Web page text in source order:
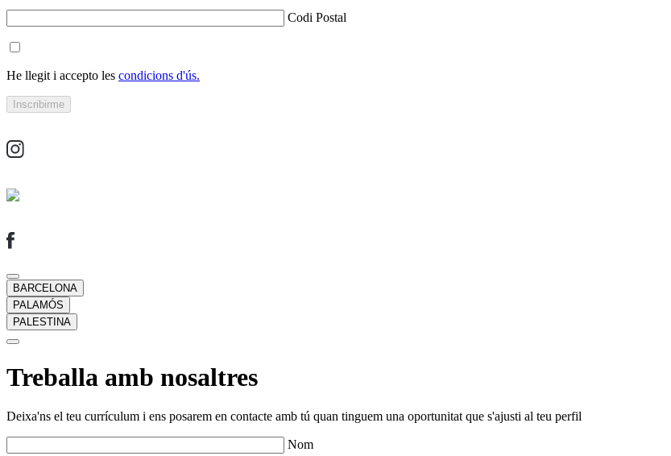
Codi Postal
He llegit i accepto les condicions d'ús.
BARCELONA
PALAMÓS
PALESTINA
Treballa amb nosaltres
Deixa'ns el teu currículum i ens posarem en contacte amb tú quan tinguem una oportunitat que s'ajusti al teu perfil
Nom